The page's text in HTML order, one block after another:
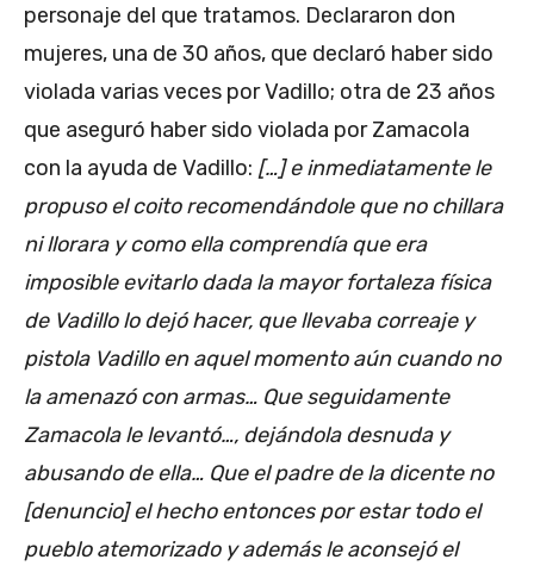
personaje del que tratamos. Declararon don
mujeres, una de 30 años, que declaró haber sido
violada varias veces por Vadillo; otra de 23 años
que aseguró haber sido violada por Zamacola
con la ayuda de Vadillo: […] e inmediatamente le
propuso el coito recomendándole que no chillara
ni llorara y como ella comprendía que era
imposible evitarlo dada la mayor fortaleza física
de Vadillo lo dejó hacer, que llevaba correaje y
pistola Vadillo en aquel momento aún cuando no
la amenazó con armas… Que seguidamente
Zamacola le levantó…, dejándola desnuda y
abusando de ella… Que el padre de la dicente no
[denuncio] el hecho entonces por estar todo el
pueblo atemorizado y además le aconsejó el